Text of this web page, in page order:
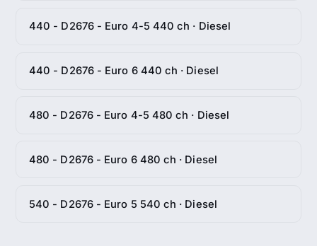
440 - D2676 - Euro 4-5 440 ch · Diesel
440 - D2676 - Euro 6 440 ch · Diesel
480 - D2676 - Euro 4-5 480 ch · Diesel
480 - D2676 - Euro 6 480 ch · Diesel
540 - D2676 - Euro 5 540 ch · Diesel